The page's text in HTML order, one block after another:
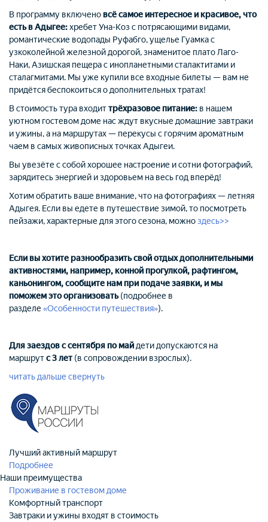
В программу включеновсё самое интересное и красивое, что
есть в Адыгее:хребет Уна-Коз с потрясающими видами,
романтические водопады Руфабго, ущелье Гуамка с
узкоколейной железной дорогой, знаменитое плато Лаго-
Наки, Азишская пещера с инопланетными сталактитами и
сталагмитами. Мы уже купили все входные билеты — вам не
придётся беспокоиться о дополнительных тратах!
В стоимость тура входиттрёхразовое питание: в нашем
уютном гостевом доме нас ждут вкусные домашние завтраки
и ужины, а на маршрутах — перекусы с горячим ароматным
чаем в самых живописных точках Адыгеи.
Вы увезёте с собой хорошее настроение и сотни фотографий,
зарядитесь энергией и здоровьем на весь год вперёд!
Хотим обратить ваше внимание, что на фотографиях — летняя
Адыгея. Если вы едете в путешествие зимой, то посмотреть
пейзажи, характерные для этого сезона, можноздесь>>
Если вы хотите разнообразить свой отдых дополнительными
активностями, например, конной прогулкой, рафтингом,
каньонингом, сообщите нам при подаче заявки, и мы
поможем это организовать(подробнее в
разделе «Особенности путешествия»).
Для заездов с сентября по май дети допускаются на
маршрутс 3 лет (в сопровождении взрослых).
читать дальше свернуть
Лучший активный маршрут
Подробнее
Наши преимущества
Проживание в гостевом доме
Комфортный транспорт
Завтраки и ужины входят в стоимость